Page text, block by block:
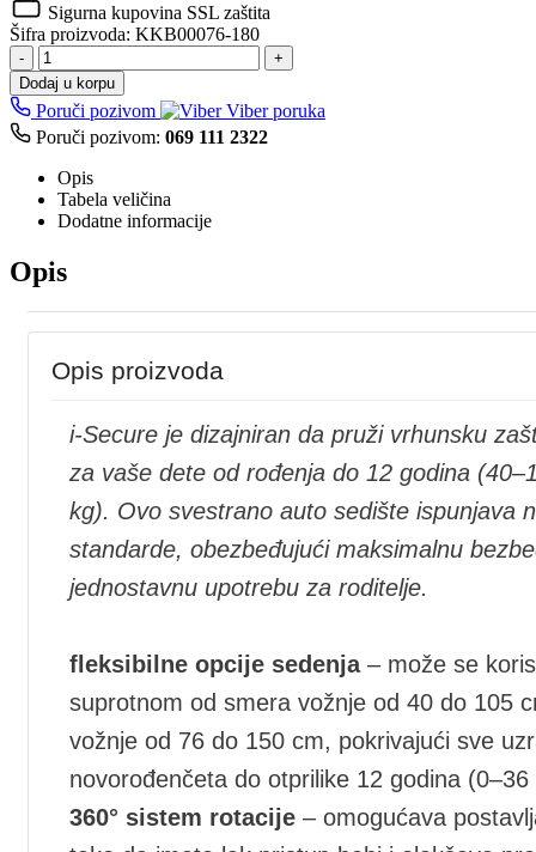
Sigurna kupovina SSL zaštita
Šifra proizvoda: KKB00076-180
-
+
Dodaj u korpu
Poruči pozivom
Viber poruka
Poruči pozivom: 069 111 2322
Opis
Tabela veličina
Dodatne informacije
Opis
Opis proizvoda
i-Secure je dizajniran da pruži vrhunsku
za vaše dete od rođenja do 12 godina
kg). Ovo svestrano auto sedište ispunjava
standarde, obezbeđujući maksimalnu
jednostavnu upotrebu za roditelje.
fleksibilne opcije sedenja– može se
suprotnom od smera vožnje od 40 do 105
vožnje od 76 do 150 cm, pokrivajući sve
novorođenčeta do otprilike 12 godina (0–36
360° sistem rotacije – omogućava